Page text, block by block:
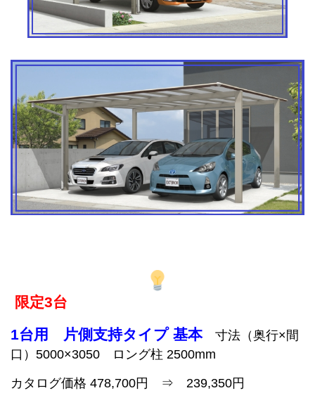
限定3台
1台用 片側支持タイプ 基本寸法（奥行×間
口）5000×3050 ロング柱 2500mm
カタログ価格 478,700円 ⇒ 239,350円